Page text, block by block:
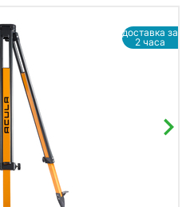
доставка за
2 часа